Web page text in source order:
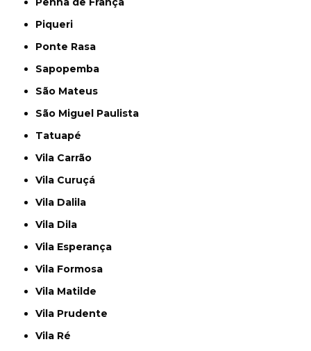
Piqueri
Ponte Rasa
Sapopemba
São Mateus
São Miguel Paulista
Tatuapé
Vila Carrão
Vila Curuçá
Vila Dalila
Vila Dila
Vila Esperança
Vila Formosa
Vila Matilde
Vila Prudente
Vila Ré